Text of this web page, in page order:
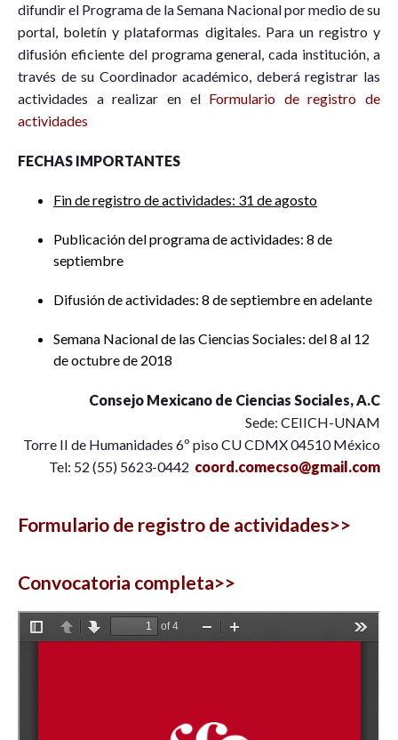
difundir el Programa de la Semana Nacional por medio de su
portal, boletín y plataformas digitales. Para un registro y
difusión eficiente del programa general, cada institución, a
través de su Coordinador académico, deberá registrar las
actividades a realizar en el Formulario de registro de
actividades
FECHAS IMPORTANTES
Fin de registro de actividades: 31 de agosto
Publicación del programa de actividades: 8 de
septiembre
Difusión de actividades: 8 de septiembre en adelante
Semana Nacional de las Ciencias Sociales: del 8 al 12
de octubre de 2018
Consejo Mexicano de Ciencias Sociales, A.C
Sede: CEIICH-UNAM
Torre II de Humanidades 6º piso CU CDMX 04510 México
Tel: 52 (55) 5623-0442 coord.comecso@gmail.com
Formulario de registro de actividades>>
Convocatoria completa>>